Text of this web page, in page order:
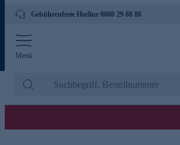
Gebührenfreie Hotline 0800 29 88 88
Menü